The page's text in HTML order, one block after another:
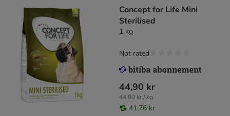
Concept for Life Mini
Sterilised
1 kg
44,90 kr
44,90 kr / kg
41,76 kr
Not rated